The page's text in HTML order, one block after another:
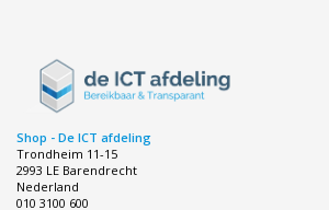
Shop - De ICT afdeling
Trondheim 11-15
2993 LE Barendrecht
Nederland
010 3100 600